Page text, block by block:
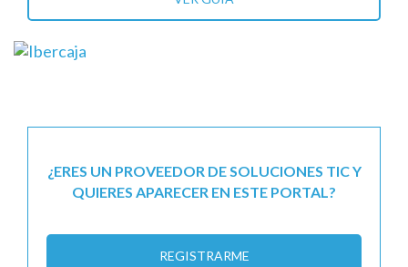
¿ERES UN PROVEEDOR DE SOLUCIONES TIC Y
QUIERES APARECER EN ESTE PORTAL?
REGISTRARME